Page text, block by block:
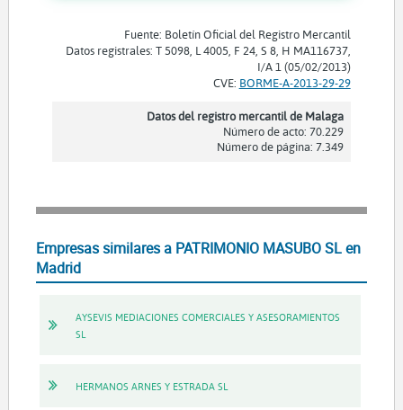
Fuente: Boletín Oficial del Registro Mercantil
Datos registrales: T 5098, L 4005, F 24, S 8, H MA116737,
I/A 1 (05/02/2013)
CVE: BORME-A-2013-29-29
Datos del registro mercantil de Malaga
Número de acto: 70.229
Número de página: 7.349
Empresas similares a PATRIMONIO MASUBO SL en
Madrid
AYSEVIS MEDIACIONES COMERCIALES Y ASESORAMIENTOS
SL
HERMANOS ARNES Y ESTRADA SL